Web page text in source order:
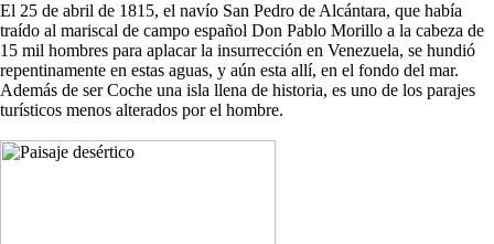
El 25 de abril de 1815, el navío San Pedro de Alcántara, que había
traído al mariscal de campo español Don Pablo Morillo a la cabeza de
15 mil hombres para aplacar la insurrección en Venezuela, se hundió
repentinamente en estas aguas, y aún esta allí, en el fondo del mar.
Además de ser Coche una isla llena de historia, es uno de los parajes
turísticos menos alterados por el hombre.